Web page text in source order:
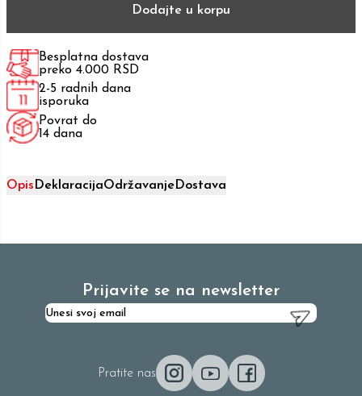
Dodajte u korpu
Besplatna dostava
preko 4.000 RSD
2-5 radnih dana
isporuka
Povrat do
14 dana
Opis DeklaracijaOdržavanjeDostava
Prijavite se na newsletter
Pratite nas